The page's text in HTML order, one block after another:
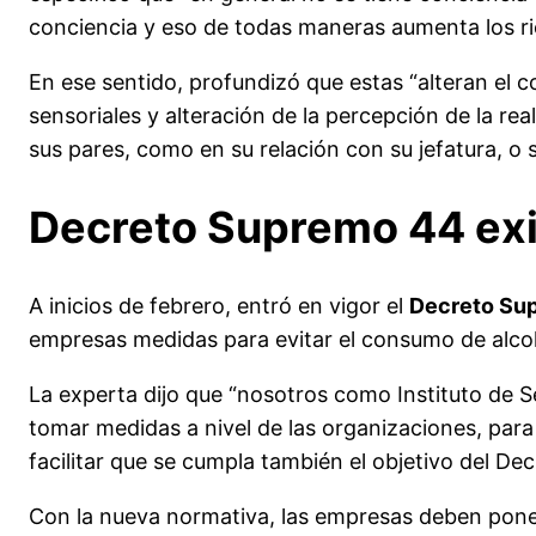
conciencia y eso de todas maneras aumenta los
En ese sentido, profundizó que estas “alteran el
sensoriales y alteración de la percepción de la
sus pares, como en su relación con su jefatura, o
Decreto Supremo 44
A inicios de febrero, entró en vigor el Decreto
empresas medidas para evitar el consumo de
La experta dijo que “nosotros como Instituto de
tomar medidas a nivel de las organizaciones,
facilitar que se cumpla también el objetivo del
Con la nueva normativa, las empresas deben